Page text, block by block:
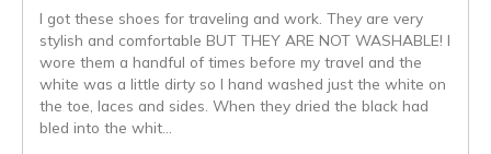
I got these shoes for traveling and work. They are very
stylish and comfortable BUT THEY ARE NOT WASHABLE! I
wore them a handful of times before my travel and the
white was a little dirty so I hand washed just the white on
the toe, laces and sides. When they dried the black had
bled into the whit